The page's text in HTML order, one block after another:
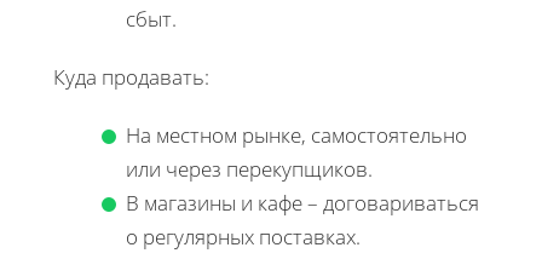
сбыт.
Куда продавать:
На местном рынке, самостоятельно
или через перекупщиков.
В магазины и кафе – договариваться
о регулярных поставках.